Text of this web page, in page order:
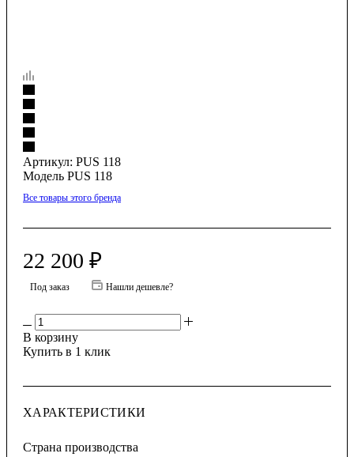
Артикул: PUS 118
Модель PUS 118
Все товары этого бренда
22 200 ₽
Под заказ Нашли дешевле?
В корзину
Купить в 1 клик
ХАРАКТЕРИСТИКИ
Страна производства